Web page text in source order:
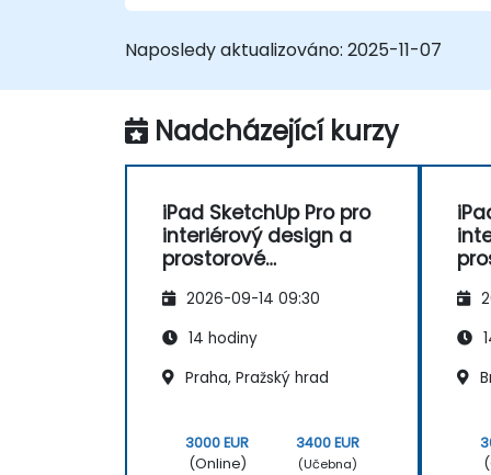
Naposledy aktualizováno: 2025-11-07
Nadcházející kurzy
iPad SketchUp Pro pro
interiérový design a
prostorové
2026-09-14 09:30
14 hodiny
Praha, Pražský hrad
3000 EUR
(Online)
3400 EUR
(Učebna)